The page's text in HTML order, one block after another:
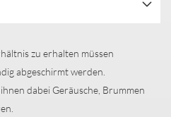
zu erhalten müssen
abgeschirmt werden.
dabei Geräusche, Brummen